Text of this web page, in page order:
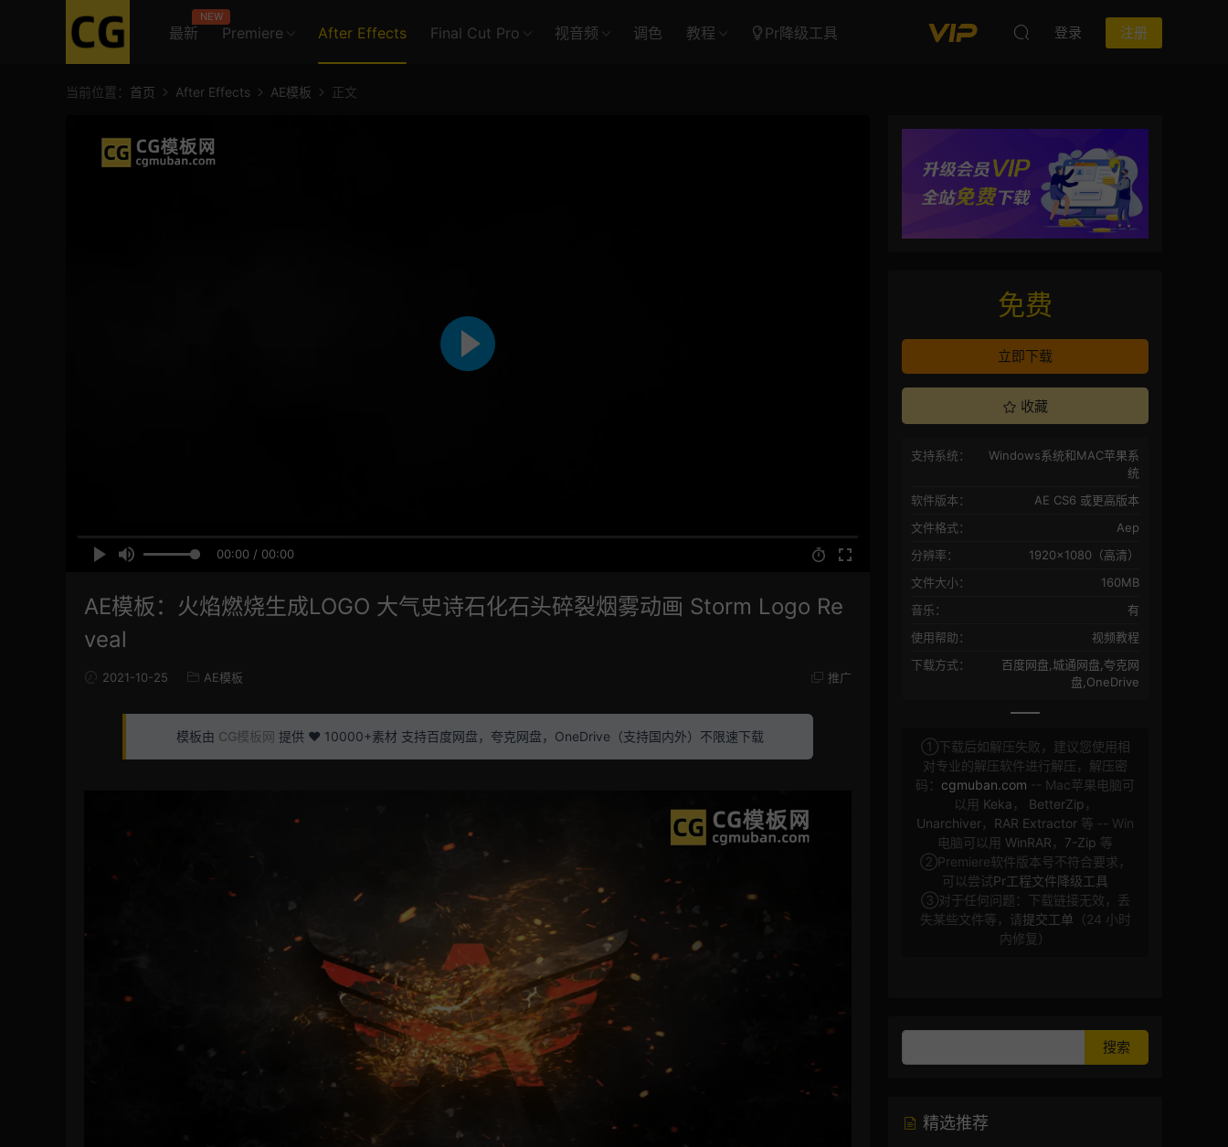
最新
NEW
Premiere After Effects Final Cut Pro 视音频 调色 教程 Pr降级工具 登录 注册
当前位置： 首页 After Effects AE模板 正文
00:00 / 00:00
AE模板：火焰燃烧生成LOGO 大气史诗石化石头碎裂烟雾动画 Storm Logo Re
veal
2021-10-25 AE模板 推广
模板由 CG模板网 提供 ❤️ 10000+素材 支持百度网盘，夸克网盘，OneDrive（支持国内外）不限速下载
免费
立即下载
收藏
支持系统：
Windows系统和MAC苹果系
统
软件版本：
AE CS6 或更高版本
文件格式：
Aep
分辨率：
1920×1080（高清）
文件大小：
160MB
音乐：
有
使用帮助：
视频教程
下载方式：
百度网盘,城通网盘,夸克网
盘,OneDrive
①下载后如解压失败，建议您使用相
对专业的解压软件进行解压，解压密
码： cgmuban.com -- Mac苹果电脑可
以用 Keka ， BetterZip ，
Unarchiver， RAR Extractor 等 -- Win
电脑可以用 WinRAR ， 7-Zip 等
②Premiere软件版本号不符合要求，
可以尝试Pr工程文件降级工具
③对于任何问题：下载链接无效，丢
失某些文件等，请提交工单 （24 小时
内修复）
精选推荐